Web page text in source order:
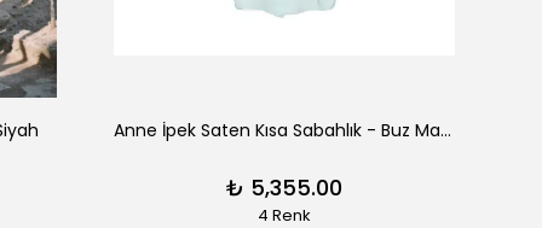
Anne İpek Saten Kısa Sabahlık - Buz Mavisi
₺ 5,355.00
4 Renk